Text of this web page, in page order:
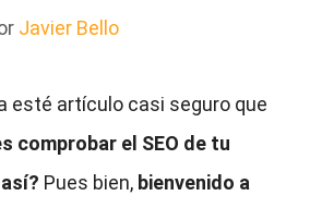
Javier Bello
esté artículo casi seguro que
comprobar el SEO de tu
Pues bien, bienvenido a